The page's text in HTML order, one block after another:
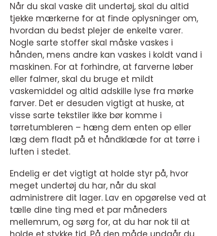
Når du skal vaske dit undertøj, skal du altid
tjekke mærkerne for at finde oplysninger om,
hvordan du bedst plejer de enkelte varer.
Nogle sarte stoffer skal måske vaskes i
hånden, mens andre kan vaskes i koldt vand i
maskinen. For at forhindre, at farverne løber
eller falmer, skal du bruge et mildt
vaskemiddel og altid adskille lyse fra mørke
farver. Det er desuden vigtigt at huske, at
visse sarte tekstiler ikke bør komme i
tørretumbleren – hæng dem enten op eller
læg dem fladt på et håndklæde for at tørre i
luften i stedet.
Endelig er det vigtigt at holde styr på, hvor
meget undertøj du har, når du skal
administrere dit lager. Lav en opgørelse ved at
tælle dine ting med et par måneders
mellemrum, og sørg for, at du har nok til at